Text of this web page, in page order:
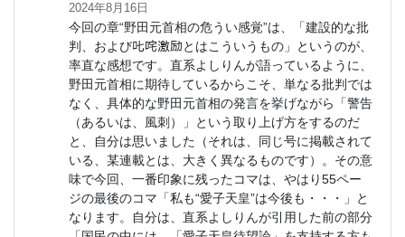
2024年8月16日
今回の章“野田元首相の危うい感覚”は、「建設的な批
判、および𠮟咤激励とはこういうもの」というのが、
率直な感想です。直系よしりんが語っているように、
野田元首相に期待しているからこそ、単なる批判では
なく、具体的な野田元首相の発言を挙げながら「警告
（あるいは、風刺）」という取り上げ方をするのだ
と、自分は思いました（それは、同じ号に掲載されて
いる、某連載とは、大きく異なるものです）。その意
味で今回、一番印象に残ったコマは、やはり55ペー
ジの最後のコマ「私も“愛子天皇”は今後も・・・」と
なります。自分は、直系よしりんが引用した前の部分